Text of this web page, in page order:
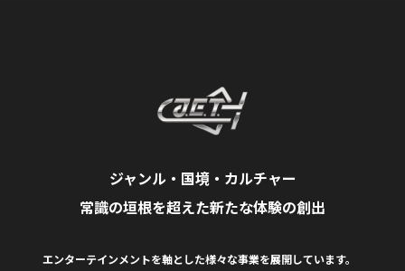
ジャンル・国境・カルチャー
常識の垣根を超えた新たな体験の創出
エンターテインメントを軸とした様々な事業を展開しています。